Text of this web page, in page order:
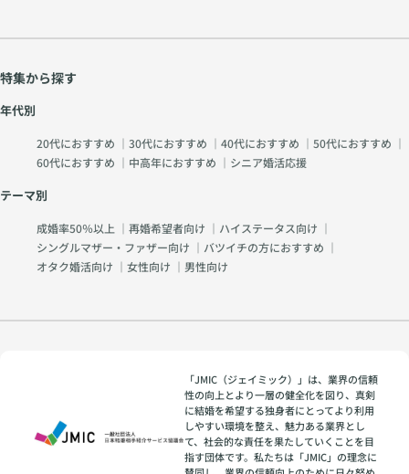
特集から探す
年代別
20代におすすめ ｜ 30代におすすめ ｜ 40代におすすめ ｜ 50代におすすめ ｜
60代におすすめ ｜ 中高年におすすめ ｜ シニア婚活応援
テーマ別
成婚率50％以上 ｜ 再婚希望者向け ｜ ハイステータス向け ｜
シングルマザー・ファザー向け ｜ バツイチの方におすすめ ｜
オタク婚活向け ｜ 女性向け ｜ 男性向け
「JMIC（ジェイミック）」は、業界の信頼
性の向上とより一層の健全化を図り、真剣
に結婚を希望する独身者にとってより利用
しやすい環境を整え、魅力ある業界とし
て、社会的な責任を果たしていくことを目
指す団体です。私たちは「JMIC」の理念に